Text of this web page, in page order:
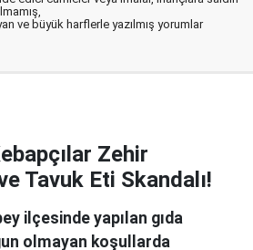
ve büyük harflerle yazılmış yorumlar
Zehir
Tavuk Eti Skandalı!
ilçesinde yapılan gıda
olmayan koşullarda